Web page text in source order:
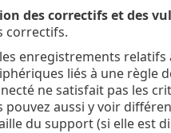
des correctifs et des
correctifs.
enregistrements
liés à une
ne satisfait pas les
aussi y voir
du support (si elle est